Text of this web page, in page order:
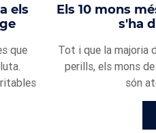
els
que
Els 10 mons
s'ha
Tot i que la majoria
perills, els mons
són